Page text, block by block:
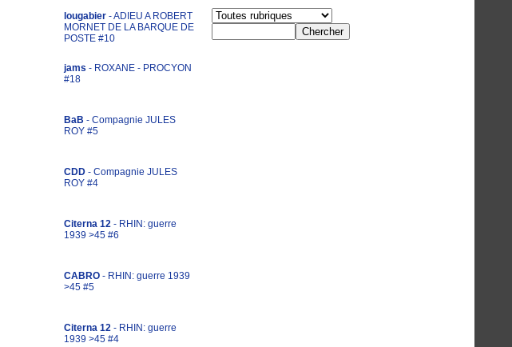
lougabier - ADIEU A ROBERT
MORNET DE LA BARQUE DE
POSTE #10
jams - ROXANE - PROCYON
#18
BaB - Compagnie JULES
ROY #5
CDD - Compagnie JULES
ROY #4
Citerna 12 - RHIN: guerre
1939 >45 #6
CABRO - RHIN: guerre 1939
>45 #5
Citerna 12 - RHIN: guerre
1939 >45 #4